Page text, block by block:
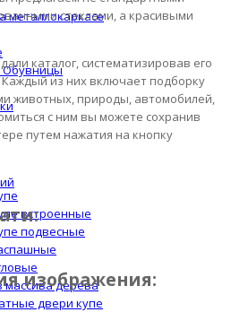
металлокаркасе
встроенные
подвесные
дерева
двери купе
стеклами, а красивыми
каталог, систематизировав его
из них включает подборку
животных, природы, автомобилей,
с ним вы можете сохранив
путем нажатия на кнопку
изображения: